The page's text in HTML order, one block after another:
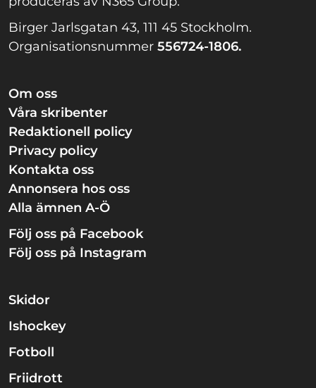
Birger Jarlsgatan 43, 111 45 Stockholm.
Organisationsnummer 556724-1806.
Om oss
Våra skribenter
Redaktionell policy
Privacy policy
Kontakta oss
Annonsera hos oss
Alla ämnen A-Ö
Följ oss på Facebook
Följ oss på Instagram
Skidor
Ishockey
Fotboll
Friidrott